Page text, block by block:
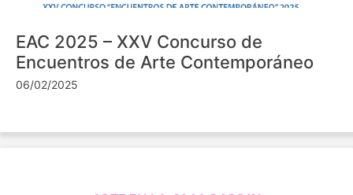
EAC 2025 – XXV Concurso de
Encuentros de Arte Contemporáneo
06/02/2025